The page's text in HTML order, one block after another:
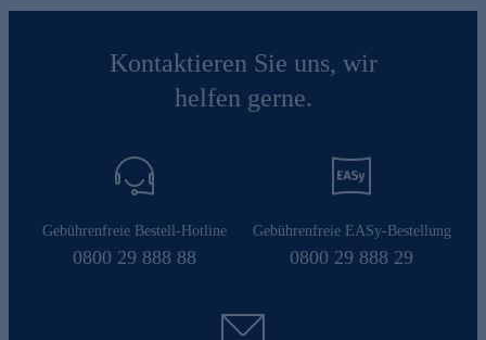
Kontaktieren Sie uns, wir
helfen gerne.
Gebührenfreie Bestell-Hotline
0800 29 888 88
Gebührenfreie EASy-Bestellung
0800 29 888 29